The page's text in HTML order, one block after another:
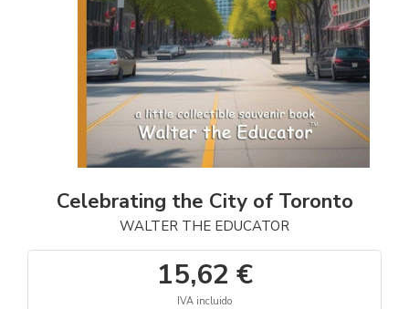
Celebrating the City of Toronto
WALTER THE EDUCATOR
15,62 €
IVA incluido